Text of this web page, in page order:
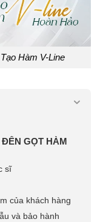
Hàm V-Line
GỌT HÀM
sĩ
của khách hàng
và bảo hành